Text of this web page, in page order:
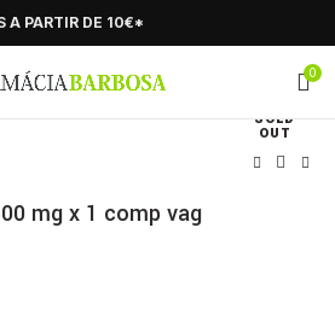
A PARTIR DE 10€*
0
SOLD
OUT
mg x 1 comp vag